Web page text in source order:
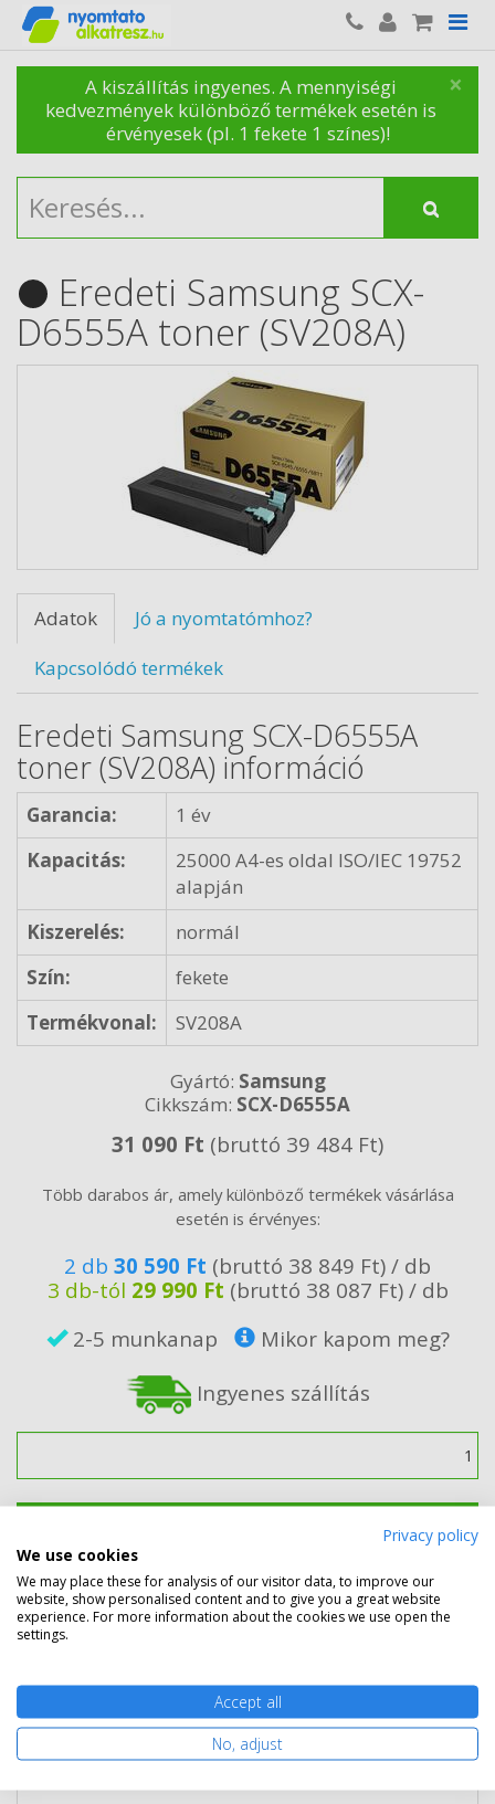
×
A kiszállítás ingyenes. A mennyiségi
kedvezmények különböző termékek esetén is
érvényesek (pl. 1 fekete 1 színes)!
Eredeti Samsung SCX-
D6555A toner (SV208A)
Adatok
Jó a nyomtatómhoz?
Kapcsolódó termékek
Eredeti Samsung SCX-D6555A
toner (SV208A) információ
Garancia:
1 év
Kapacitás:
25000 A4-es oldal ISO/IEC 19752
alapján
Kiszerelés:
normál
Szín:
fekete
Termékvonal:
SV208A
Gyártó: Samsung
Cikkszám: SCX-D6555A
31 090 Ft (bruttó 39 484 Ft)
Több darabos ár, amely különböző termékek vásárlása
esetén is érvényes:
2 db 30 590 Ft (bruttó 38 849 Ft) / db
3 db-tól 29 990 Ft (bruttó 38 087 Ft) / db
2-5 munkanap
Mikor kapom meg?
Ingyenes szállítás
Kapcsolódó termékek
Samsung SCX-R6555A dob (SV223A)
Privacy policy
We use cookies
We may place these for analysis of our visitor data, to improve our
website, show personalised content and to give you a great website
experience. For more information about the cookies we use open the
settings.
Accept all
No, adjust